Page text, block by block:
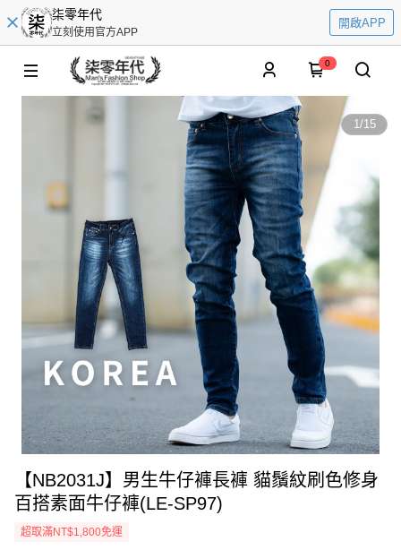
柒零年代
立刻使用官方APP
開啟APP
0
1/15
【NB2031J】男生牛仔褲長褲 貓鬚紋刷色修身
百搭素面牛仔褲(LE-SP97)
超取滿NT$1,800免運